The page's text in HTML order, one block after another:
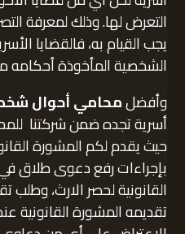
التعرض لها. وذلك لمعرفة
يجب القيام به، فالقضايا
الشخصية المأخوذة أحكامه
وأفضلمحامي أحوال
أسرية تجده ضمن شركتنا
حيث يقدم لكم المشورة
بإجراءات رفع دعوى طلاق في
القانونية لحصر الارث، وطلب
تقديمه المشورة القانونية